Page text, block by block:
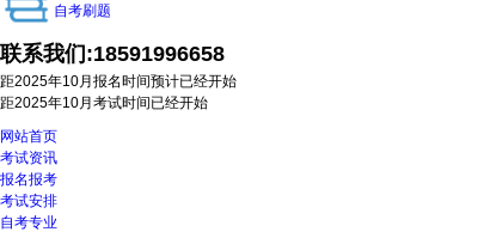
自考刷题
联系我们:18591996658
距2025年10月报名时间预计已经开始
距2025年10月考试时间已经开始
网站首页
考试资讯
报名报考
考试安排
自考专业